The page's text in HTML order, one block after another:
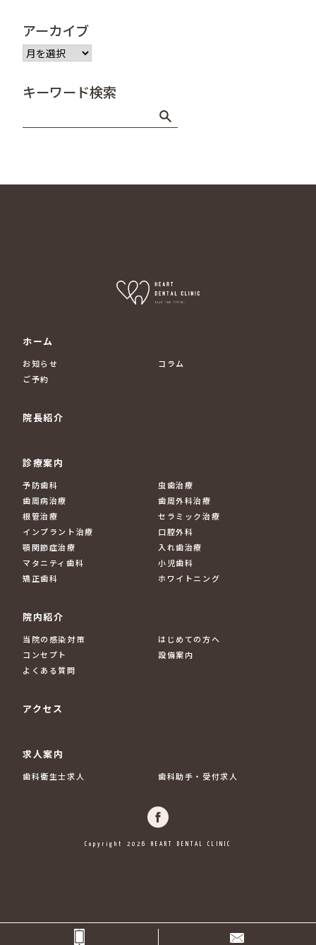
アーカイブ
ア
ー
イ
キーワード検索
ホーム
お知らせ
コラム
ご予約
院長紹介
診療案内
予防歯科
虫歯治療
歯周病治療
歯周外科治療
根管治療
セラミック治療
インプラント治療
口腔外科
顎関節症治療
入れ歯治療
マタニティ歯科
小児歯科
矯正歯科
ホワイトニング
院内紹介
当院の感染対策
はじめての方へ
コンセプト
設備案内
よくある質問
アクセス
求人案内
歯科衛生士求人 歯科助手・受付求人
Copyright 2026 HEART DENTAL CLINIC